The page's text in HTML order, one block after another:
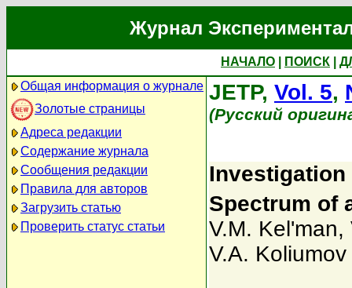
Журнал
НАЧАЛО ПОИСК
Общая информация о журнале
Золотые страницы
Адреса редакции
Содержание журнала
Сообщения редакции
Правила для авторов
Загрузить статью
Проверить статус статьи
JETP, Vol. 5,
(Русский
Spectrum of
V.M. Kel'man,
V.A. Koliumov